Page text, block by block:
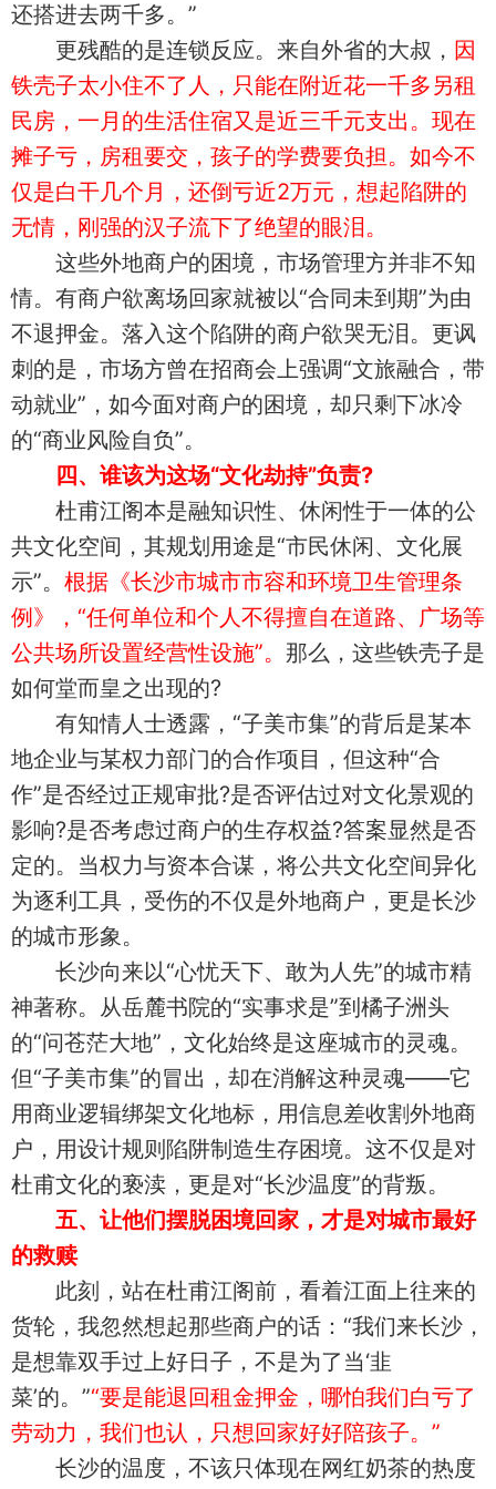
还搭进去两千多。”
更残酷的是连锁反应。来自外省的大叔， 因
铁壳子太小住不了人，只能在附近花一千多另租
民房，一月的生活住宿又是近三千元支出。现在
摊子亏，房租要交，孩子的学费要负担。如今不
仅是白干几个月，还倒亏近2万元，想起陷阱的
无情，刚强的汉子流下了绝望的眼泪。
这些外地商户的困境，市场管理方并非不知
情。有商户欲离场回家就被以“合同未到期”为由
不退押金。落入这个陷阱的商户欲哭无泪。更讽
刺的是，市场方曾在招商会上强调“文旅融合，带
动就业”，如今面对商户的困境，却只剩下冰冷
的“商业风险自负”。
四、谁该为这场“文化劫持”负责?
杜甫江阁本是融知识性、休闲性于一体的公
共文化空间，其规划用途是“市民休闲、文化展
示”。 根据《长沙市城市市容和环境卫生管理条
例》，“任何单位和个人不得擅自在道路、广场等
公共场所设置经营性设施”。 那么，这些铁壳子是
如何堂而皇之出现的?
有知情人士透露，“子美市集”的背后是某本
地企业与某权力部门的合作项目，但这种“合
作”是否经过正规审批?是否评估过对文化景观的
影响?是否考虑过商户的生存权益?答案显然是否
定的。当权力与资本合谋，将公共文化空间异化
为逐利工具，受伤的不仅是外地商户，更是长沙
的城市形象。
长沙向来以“心忧天下、敢为人先”的城市精
神著称。从岳麓书院的“实事求是”到橘子洲头
的“问苍茫大地”，文化始终是这座城市的灵魂。
但“子美市集”的冒出，却在消解这种灵魂——它
用商业逻辑绑架文化地标，用信息差收割外地商
户，用设计规则陷阱制造生存困境。这不仅是对
杜甫文化的亵渎，更是对“长沙温度”的背叛。
五、让他们摆脱困境回家，才是对城市最好
的救赎
此刻，站在杜甫江阁前，看着江面上往来的
货轮，我忽然想起那些商户的话：“我们来长沙，
是想靠双手过上好日子，不是为了当‘韭
菜’的。”“要是能退回租金押金，哪怕我们白亏了
劳动力，我们也认，只想回家好好陪孩子。”
长沙的温度，不该只体现在网红奶茶的热度